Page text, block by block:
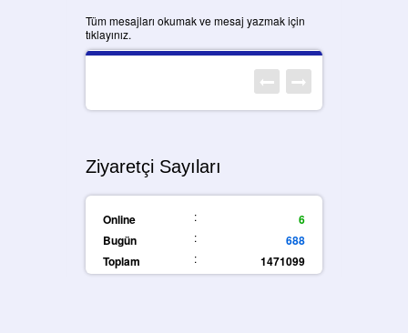
Tüm mesajları okumak ve mesaj yazmak için
tıklayınız.
Ziyaretçi Sayıları
Online :
6
Bugün
:
688
Toplam
: 1471099